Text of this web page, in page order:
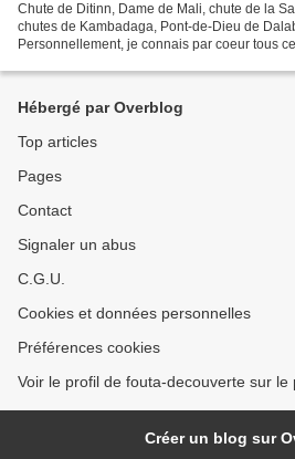
Chute de Ditinn, Dame de Mali, chute de la
chutes de Kambadaga, Pont-de-Dieu de
Personnellement, je connais par coeur tous
Hébergé par Overblog
Top articles
Pages
Contact
Signaler un abus
C.G.U.
Cookies et données personnelles
Préférences cookies
Voir le profil de fouta-decouverte sur le
Créer un blog sur